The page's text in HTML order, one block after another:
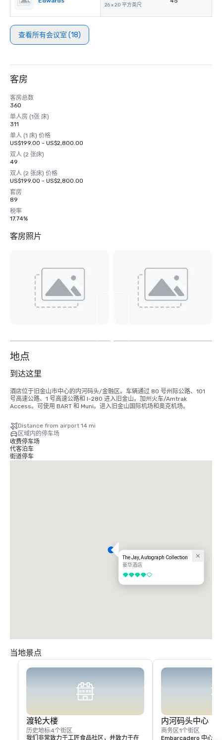
26 x 20 平方英尺
查看所有会议室 (18)
客房
客房总数
360
单人房 (1张 床)
311
单人 (1 床) 价格
US$199.00 - US$2,800.00
双人 (2 张床)
49
双人 (2 张床) 价格
US$199.00 - US$2,800.00
套房
89
税率
17.74%
客房照片
2
地点
到达这里
酒店位于旧金山市中心的内河码头/金融区。车辆通过 80 号州际公路、101
号高速公路、1 号高速公路和 I-280 进入旧金山。加州火车/Amtrak
Access。可使用 BART 和 Muni。进入旧金山国际机场和奥克机场。
Distance from airport 14 mi
区域内的停车场
收费停车场
代客泊车
街道停车
The Jay, Autograph Collection
豪华酒店
4/5
当地景点
渡轮大楼
历史地标4个街区
我们非常致力于工匠食品社区，并致力于在
内河码头中心
商务区 1个街区
Embarcadero 中心是